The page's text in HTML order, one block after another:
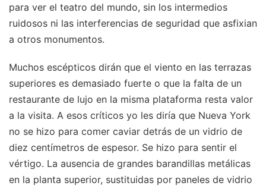
para ver el teatro del mundo, sin los intermedios
ruidosos ni las interferencias de seguridad que asfixian
a otros monumentos.
Muchos escépticos dirán que el viento en las terrazas
superiores es demasiado fuerte o que la falta de un
restaurante de lujo en la misma plataforma resta valor
a la visita. A esos críticos yo les diría que Nueva York
no se hizo para comer caviar detrás de un vidrio de
diez centímetros de espesor. Se hizo para sentir el
vértigo. La ausencia de grandes barandillas metálicas
en la planta superior, sustituidas por paneles de vidrio